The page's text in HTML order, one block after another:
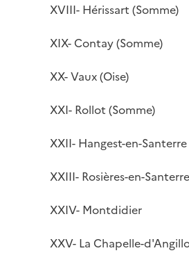
XVIII- Hérissart (Somme)
XIX- Contay (Somme)
XX- Vaux (Oise)
XXI- Rollot (Somme)
XXII- Hangest-en-
XXIII- Rosières-en-
XXIV- Montdidier
XXV- La Chapelle-